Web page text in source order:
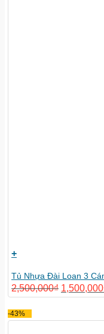
+
Tủ Nhựa Đài Loan 3
2,500,000₫ 1,500,000
-43%